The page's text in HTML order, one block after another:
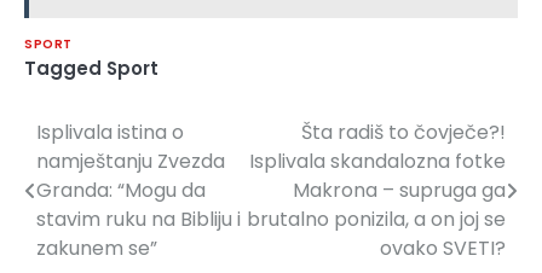
SPORT
Tagged Sport
Navigacija
članaka
Isplivala istina o
namještanju Zvezda
Granda: “Mogu da
stavim ruku na Bibliju i
zakunem se”
Šta radiš to čovječe?!
Isplivala skandalozna fotke
Makrona – supruga ga
brutalno ponizila, a on joj se
ovako SVETI?